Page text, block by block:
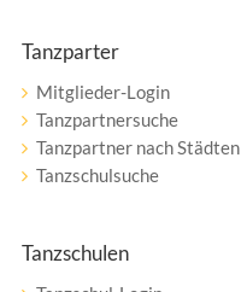
Tanzparter
Mitglieder-Login
Tanzpartnersuche
Tanzpartner nach Städten
Tanzschulsuche
Tanzschulen